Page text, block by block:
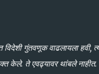
गुंतवणूक वाढलायला हवी,
केले. ते एवढ्यावर थांबले नाहीत.